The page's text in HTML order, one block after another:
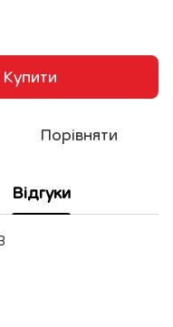
Купити
Порівняти
Відгуки